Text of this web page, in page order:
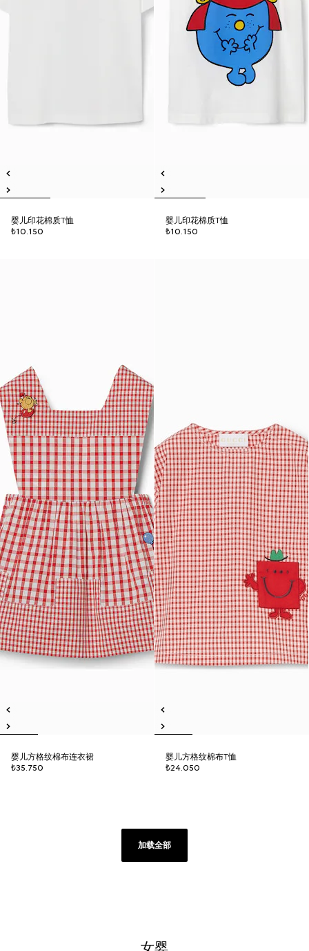
婴儿印花棉质T恤
₺10.150
婴儿印花棉质T恤
₺10.150
婴儿方格纹棉布连衣裙
₺35.750
婴儿方格纹棉布T恤
₺24.050
加载全部
女婴